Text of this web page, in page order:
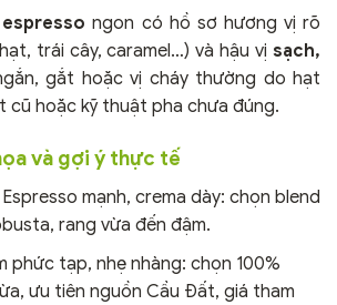
ngon có hồ sơ hương vị rõ
trái cây, caramel…) và hậu vị sạch,
gắt hoặc vị cháy thường do hạt
cũ hoặc kỹ thuật pha chưa đúng.
và gợi ý thực tế
mạnh, crema dày: chọn blend
rang vừa đến đậm.
phức tạp, nhẹ nhàng: chọn 100%
ưu tiên nguồn Cầu Đất, giá tham